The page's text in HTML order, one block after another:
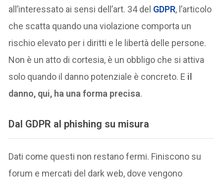
all’interessato ai sensi dell’art. 34 del GDPR, l’articolo
che scatta quando una violazione comporta un
rischio elevato per i diritti e le libertà delle persone.
Non è un atto di cortesia, è un obbligo che si attiva
solo quando il danno potenziale è concreto. E il
danno, qui, ha una forma precisa.
Dal GDPR al phishing su misura
Dati come questi non restano fermi. Finiscono su
forum e mercati del dark web, dove vengono